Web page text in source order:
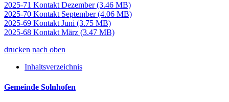
2025-71 Kontakt Dezember(3.46 MB)
2025-70 Kontakt September(4.06 MB)
2025-69 Kontakt Juni (3.75 MB)
2025-68 Kontakt März (3.47 MB)
drucken nach oben
Inhaltsverzeichnis
Gemeinde Solnhofen